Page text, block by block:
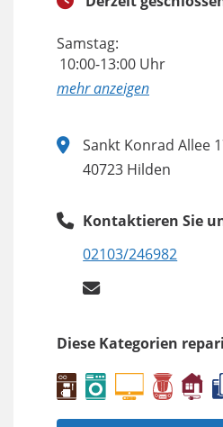
Samstag:
10:00-13:00 Uhr
anzeigen
Sankt Konrad Allee
40723 Hilden
Kontaktieren Sie
02103/246982
Diese Kategorien